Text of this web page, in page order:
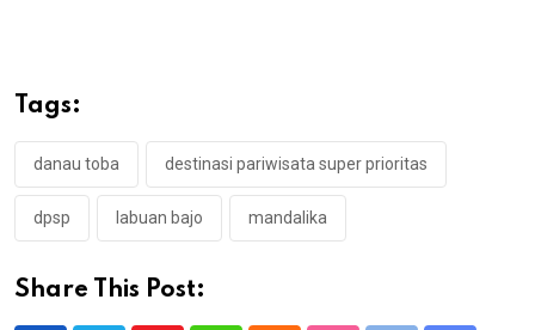
Tags:
danau toba destinasi pariwisata super prioritas
dpsp labuan bajo mandalika
Share This Post: